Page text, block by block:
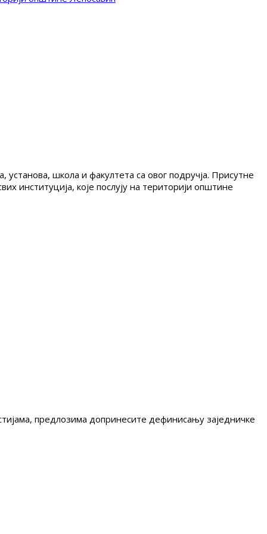
школа и факултета са овог подручја. Присутне
институција, које послују на територији општине
предлозима допринесите дефинисању заједничке